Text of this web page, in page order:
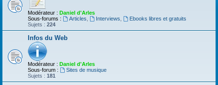
Modérateur : Daniel d'Arles
Sous-forums :
Articles Interviews
Ebooks libres et gratuits
Sujets : 224
Infos du Web
Modérateur : Daniel d'Arles
Sous-forum :
Sites de musique
Sujets : 181